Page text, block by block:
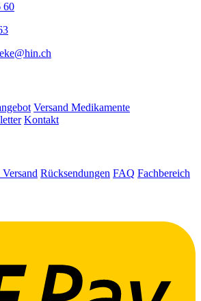
60
Versand Medikamente
Kontakt
Rücksendungen FAQ Fachbereich